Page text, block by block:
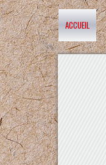
ACCUEIL